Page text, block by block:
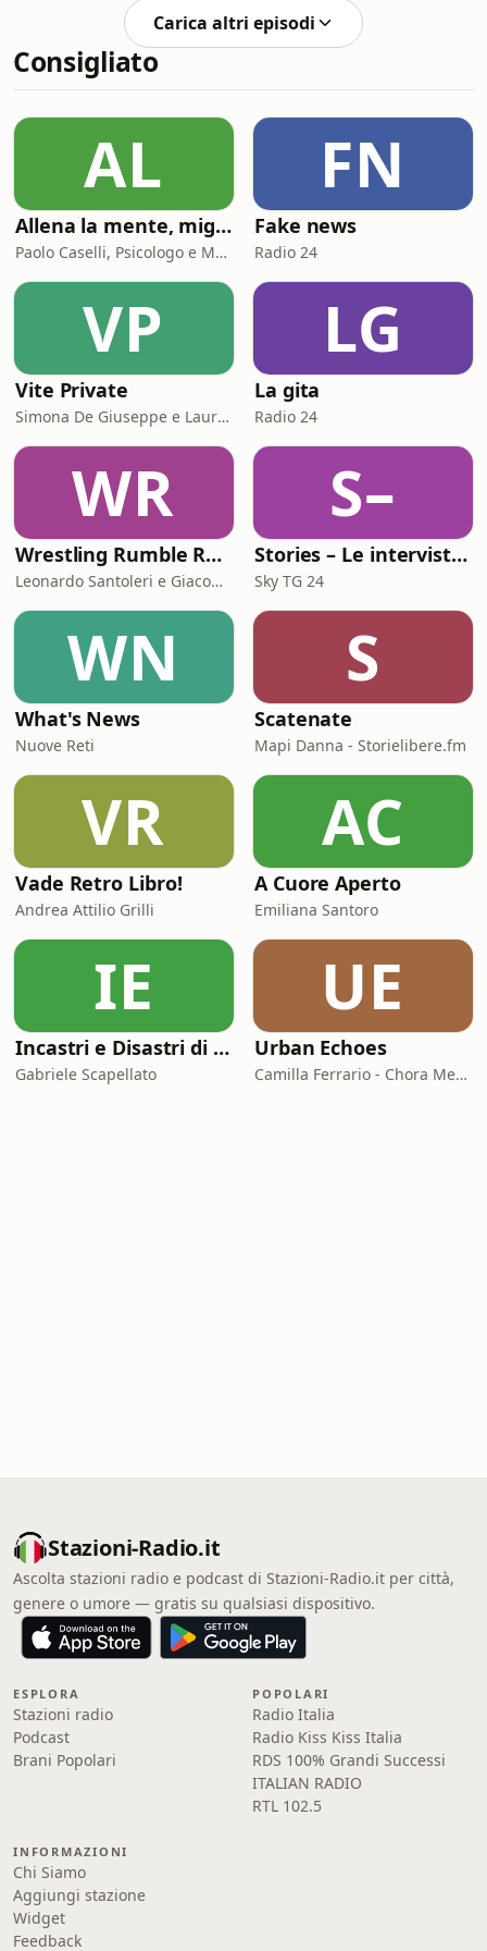
Aresu e a Ludovico Diaz, CEO di NTT
DATA Italia. Per anni l’Unione europea
ha guardato alla tecnologia
soprattutto come a qualcosa da
diventata più urgente: possiamo
ancora permetterci di dipendere da
altri per cloud, chip, infrastrutt
Carica altri episodi
Consigliato
AL
Allena la mente, migliora la tua vita. Psicologia, mental training e crescita personale
Paolo Caselli, Psicologo e Mental Trainer
FN
Fake news
Radio 24
VP
Vite Private
Simona De Giuseppe e Laura Marinaro
LG
La gita
Radio 24
WR
Wrestling Rumble Room Podcast
Leonardo Santoleri e Giacomo Toniaccini
S–
Stories – Le interviste di Omar Schillaci
Sky TG 24
WN
What's News
Nuove Reti
S
Scatenate
Mapi Danna - Storielibere.fm
VR
Vade Retro Libro!
Andrea Attilio Grilli
AC
A Cuore Aperto
Emiliana Santoro
IE
Incastri e Disastri di Coppia
Gabriele Scapellato
UE
Urban Echoes
Camilla Ferrario - Chora Media
Stazioni-Radio.it
Ascolta stazioni radio e podcast di Stazioni-Radio.it per città,
genere o umore — gratis su qualsiasi dispositivo.
ESPLORA
Stazioni radio
Podcast
Brani Popolari
POPOLARI
Radio Italia
Radio Kiss Kiss Italia
RDS 100% Grandi Successi
ITALIAN RADIO
RTL 102.5
INFORMAZIONI
Chi Siamo
Aggiungi stazione
Widget
Feedback